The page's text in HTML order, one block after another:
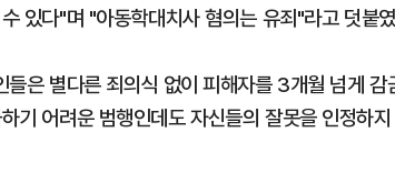
있다"며 "아동학대치사 혐의는 유죄"라고 덧붙
들은 별다른 죄의식 없이 피해자를 3개월 넘게
기 어려운 범행인데도 자신들의 잘못을 인정하